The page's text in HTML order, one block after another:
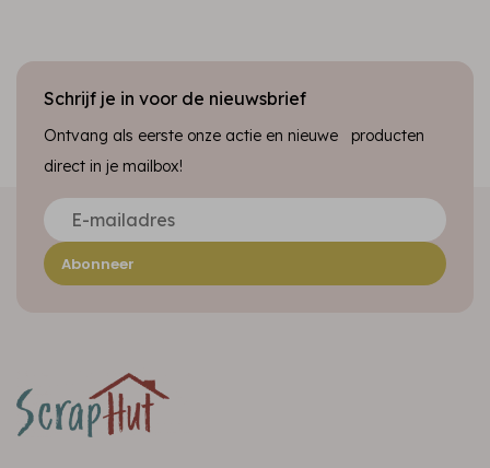
Schrijf je in voor de nieuwsbrief
Ontvang als eerste onze actie en nieuwe producten
direct in je mailbox!
Abonneer